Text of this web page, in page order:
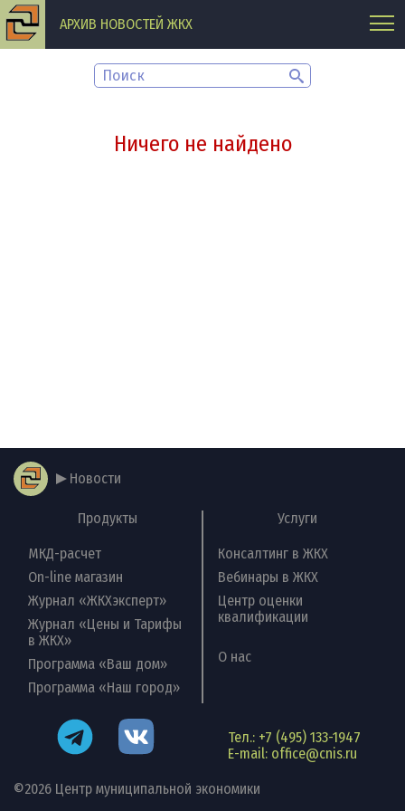
АРХИВ НОВОСТЕЙ ЖКХ
Ничего не найдено
Новости
Продукты
МКД-расчет
On-line магазин
Журнал «ЖКХэксперт»
Журнал «Цены и Тарифы
в ЖКХ»
Программа «Ваш дом»
Программа «Наш город»
Услуги
Консалтинг в ЖКХ
Вебинары в ЖКХ
Центр оценки
квалификации
О нас
контакты
Тел.: +7 (495) 133-1947
E-mail: office@cnis.ru
©2026 Центр муниципальной экономики